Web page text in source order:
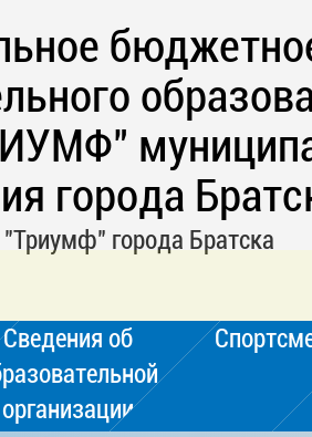
города
города Братска
Сведения об
организации